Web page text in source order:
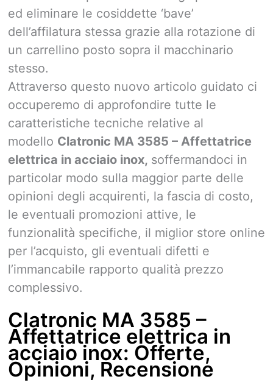
ed eliminare le cosiddette ‘bave’
dell’affilatura stessa grazie alla rotazione di
un carrellino posto sopra il macchinario
stesso.
Attraverso questo nuovo articolo guidato ci
occuperemo di approfondire tutte le
caratteristiche tecniche relative al
modello Clatronic MA 3585 – Affettatrice
elettrica in acciaio inox, soffermandoci in
particolar modo sulla maggior parte delle
opinioni degli acquirenti, la fascia di costo,
le eventuali promozioni attive, le
funzionalità specifiche, il miglior store online
per l’acquisto, gli eventuali difetti e
l’immancabile rapporto qualità prezzo
complessivo.
Clatronic MA 3585 –
Affettatrice elettrica in
acciaio inox: Offerte,
Opinioni, Recensione